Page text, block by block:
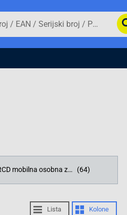
PRCD mobilna osobna zaštita (64)
Lista Kolone